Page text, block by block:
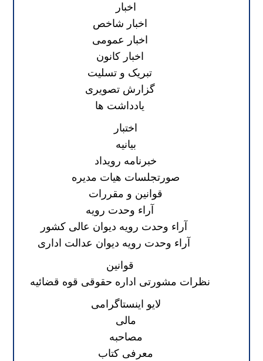
اخبار
اخبار شاخص
اخبار عمومی
اخبار کانون
تبریک و تسلیت
گزارش تصویری
یادداشت ها
اختبار
بیانیه
خبرنامه رویداد
صورتجلسات هیات مدیره
قوانین و مقررات
آراء وحدت رویه
آراء وحدت رویه دیوان عالی کشور
آراء وحدت رویه دیوان عدالت اداری
قوانین
نظرات مشورتی اداره حقوقی قوه قضائیه
لایو اینستاگرامی
مالی
مصاحبه
معرفی کتاب